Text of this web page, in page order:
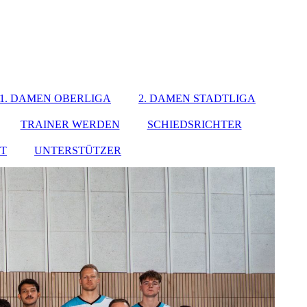
1. DAMEN OBERLIGA 2. DAMEN STADTLIGA
TRAINER WERDEN SCHIEDSRICHTER
UNTERSTÜTZER